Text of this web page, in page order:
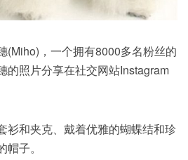
(Miho)，一个拥有8000多名粉丝的
的照片分享在社交网站Instagram
衫和夹克、戴着优雅的蝴蝶结和珍
子。